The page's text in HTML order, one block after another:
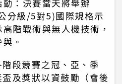
動：決賽當天將舉辦
分級/5對5)國際規格示
階戰術與無人機技術，
。
段競賽之冠、亞、季
及獎狀以資鼓勵（會後